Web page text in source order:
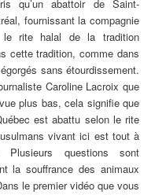
qu’un abattoir de Saint-
fournissant la compagnie
rite halal de la tradition
cette tradition, comme dans
sans étourdissement.
Caroline Lacroix que
plus bas, cela signifie que
est abattu selon le rite
vivant ici est tout à
questions sont
la souffrance des animaux
le premier vidéo que vous